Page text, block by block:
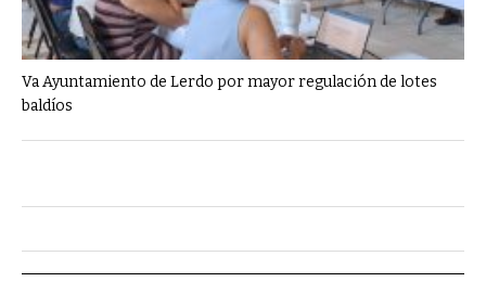
Va Ayuntamiento de Lerdo por mayor regulación de lotes
baldíos